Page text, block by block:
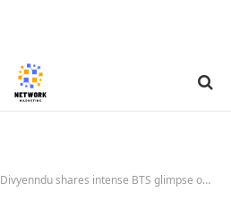
Divyenndu shares intense BTS glimpse of Dev from Glory